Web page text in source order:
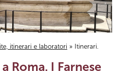
itinerari e laboratori » Itinerari.
Roma. I Farnese